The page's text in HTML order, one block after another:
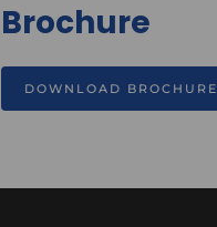
Brochure
DOWNLOAD BROCHURE